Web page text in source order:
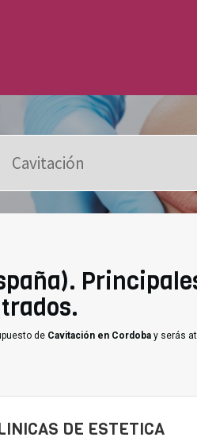
de Cavitación en Cordoba y serás
DE ESTETICA